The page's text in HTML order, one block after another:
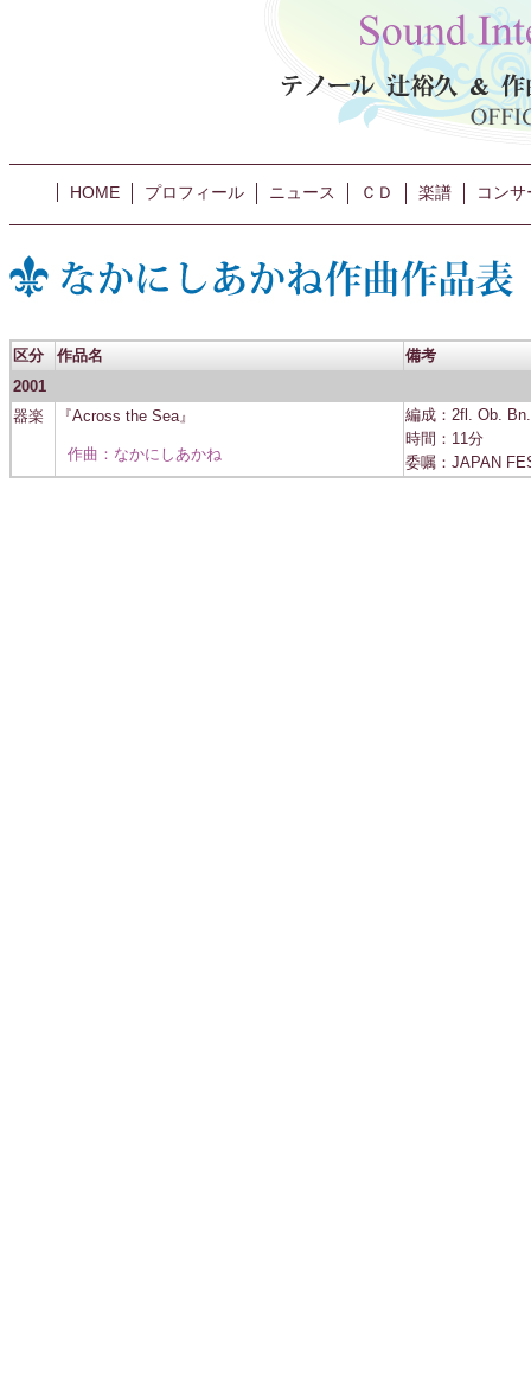
HOME プロフィール ニュース ＣＤ 楽譜 コン
区分 作品名
備考
2001
器楽
『Across the Sea』
編成：2fl. Ob.
時間：11分
委嘱：JAPAN
作曲：なかにしあかね